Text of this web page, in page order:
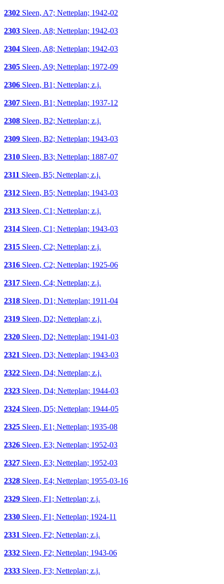
2302 Sleen, A7; Netteplan; 1942-02
2303 Sleen, A8; Netteplan; 1942-03
2304 Sleen, A8; Netteplan; 1942-03
2305 Sleen, A9; Netteplan; 1972-09
2306 Sleen, B1; Netteplan; z.j.
2307 Sleen, B1; Netteplan; 1937-12
2308 Sleen, B2; Netteplan; z.j.
2309 Sleen, B2; Netteplan; 1943-03
2310 Sleen, B3; Netteplan; 1887-07
2311 Sleen, B5; Netteplan; z.j.
2312 Sleen, B5; Netteplan; 1943-03
2313 Sleen, C1; Netteplan; z.j.
2314 Sleen, C1; Netteplan; 1943-03
2315 Sleen, C2; Netteplan; z.j.
2316 Sleen, C2; Netteplan; 1925-06
2317 Sleen, C4; Netteplan; z.j.
2318 Sleen, D1; Netteplan; 1911-04
2319 Sleen, D2; Netteplan; z.j.
2320 Sleen, D2; Netteplan; 1941-03
2321 Sleen, D3; Netteplan; 1943-03
2322 Sleen, D4; Netteplan; z.j.
2323 Sleen, D4; Netteplan; 1944-03
2324 Sleen, D5; Netteplan; 1944-05
2325 Sleen, E1; Netteplan; 1935-08
2326 Sleen, E3; Netteplan; 1952-03
2327 Sleen, E3; Netteplan; 1952-03
2328 Sleen, E4; Netteplan; 1955-03-16
2329 Sleen, F1; Netteplan; z.j.
2330 Sleen, F1; Netteplan; 1924-11
2331 Sleen, F2; Netteplan; z.j.
2332 Sleen, F2; Netteplan; 1943-06
2333 Sleen, F3; Netteplan; z.j.